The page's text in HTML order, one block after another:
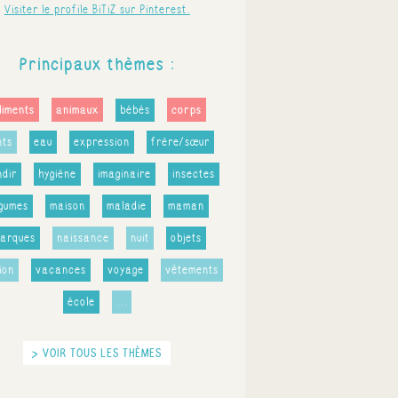
Visiter le profile BiTiZ sur Pinterest.
Principaux thèmes :
animaux bébés corps
eau expression frère/sœur
hygiène imaginaire insectes
maison maladie maman
naissance nuit objets
vacances voyage vêtements
école ...
> VOIR TOUS LES THÈMES